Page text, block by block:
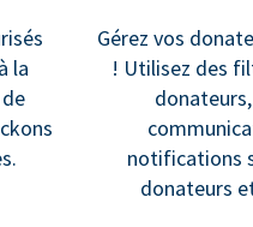
la
Gérez vos
! Utilisez des
notifications
donateurs